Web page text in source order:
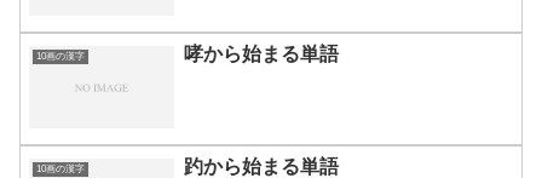
10画の漢字 哮から始まる単語
10画の漢字 趵から始まる単語